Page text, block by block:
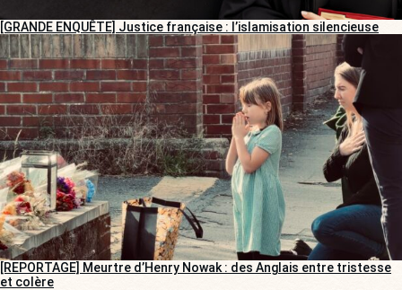
[GRANDE ENQUÊTE] Justice française : l’islamisation silencieuse
[REPORTAGE] Meurtre d’Henry Nowak : des Anglais entre tristesse
et colère